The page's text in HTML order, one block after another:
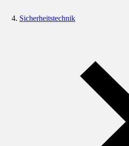
Sicherheitstechnik